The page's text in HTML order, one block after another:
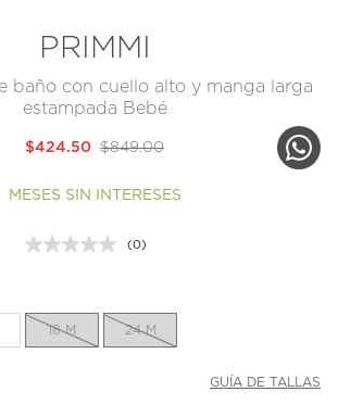
PRIMMI
baño con cuello alto y manga larga
estampada Bebé
$849.00
$424.50
MESES SIN INTERESES
Sin
la
misma
(0)
18 M 24 M
GUÍA DE TALLAS